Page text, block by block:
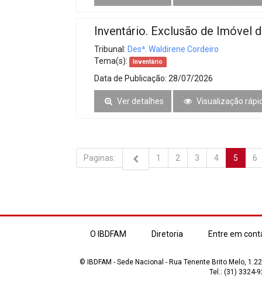
Inventário. Exclusão de Imóvel
Tribunal: Desª. Waldirene Cordeiro
Tema(s):
Inventário
Data de Publicação: 28/07/2026
Ver detalhes Visualização
Paginas: 1 2 3 4 5 6
O IBDFAM Diretoria Entre em
© IBDFAM - Sede Nacional - Rua Tenente Brito Melo,
Tel.: (31) 3324-